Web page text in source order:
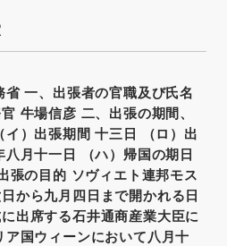
一、出張者の官職及び氏名
牛場信彦 二、出張の期間、
イ）出張期間 十三日 （ロ）出
月十一日 （ハ）帰国の期日
張の目的 ソヴィエト連邦モス
から九月四日まで開かれる日
出席する石井通商産業大臣に
ア国ウィーンにおいて八月十